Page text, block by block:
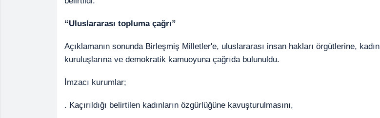
“Uluslararası topluma çağrı”
Açıklamanın sonunda Birleşmiş Milletler'e, uluslararası insan hakları örgütlerine, kadın
kuruluşlarına ve demokratik kamuoyuna çağrıda bulunuldu.
İmzacı kurumlar;
. Kaçırıldığı belirtilen kadınların özgürlüğüne kavuşturulmasını,